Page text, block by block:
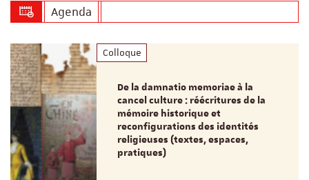
Agenda
Colloque
De la damnatio memoriae à la
cancel culture : réécritures de la
mémoire historique et
reconfigurations des identités
religieuses (textes, espaces,
pratiques)